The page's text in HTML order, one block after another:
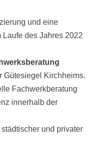
und eine
des Jahres 2022
Gütesiegel Kirchheims.
Fachwerkberatung
innerhalb der
und privater